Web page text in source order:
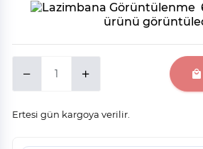
ürünü
Ertesi gün kargoya verilir.